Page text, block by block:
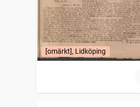
[omärkt], Lidköping